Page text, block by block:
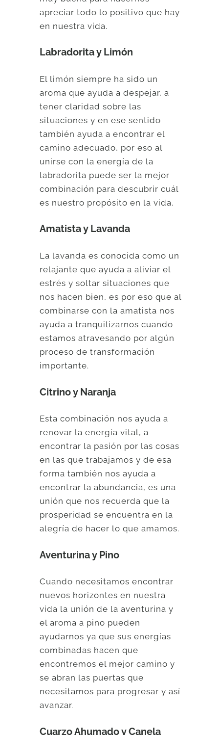
apreciar todo lo positivo que hay
en nuestra vida.
Labradorita y Limón
El limón siempre ha sido un
aroma que ayuda a despejar, a
tener claridad sobre las
situaciones y en ese sentido
también ayuda a encontrar el
camino adecuado, por eso al
unirse con la energía de la
labradorita puede ser la mejor
combinación para descubrir cuál
es nuestro propósito en la vida.
Amatista y Lavanda
La lavanda es conocida como un
relajante que ayuda a aliviar el
estrés y soltar situaciones que
nos hacen bien, es por eso que al
combinarse con la amatista nos
ayuda a tranquilizarnos cuando
estamos atravesando por algún
proceso de transformación
importante.
Citrino y Naranja
Esta combinación nos ayuda a
renovar la energía vital, a
encontrar la pasión por las cosas
en las que trabajamos y de esa
forma también nos ayuda a
encontrar la abundancia, es una
unión que nos recuerda que la
prosperidad se encuentra en la
alegría de hacer lo que amamos.
Aventurina y Pino
Cuando necesitamos encontrar
nuevos horizontes en nuestra
vida la unión de la aventurina y
el aroma a pino pueden
ayudarnos ya que sus energías
combinadas hacen que
encontremos el mejor camino y
se abran las puertas que
necesitamos para progresar y así
avanzar.
Cuarzo Ahumado y Canela